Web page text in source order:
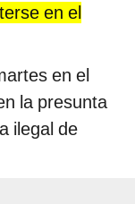
en el
en el
la presunta
ilegal de